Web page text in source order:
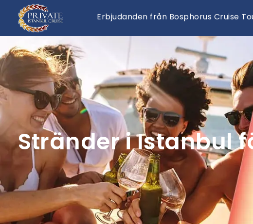
Erbjudanden från Bosphorus Cruise
Stränder i Istanbul